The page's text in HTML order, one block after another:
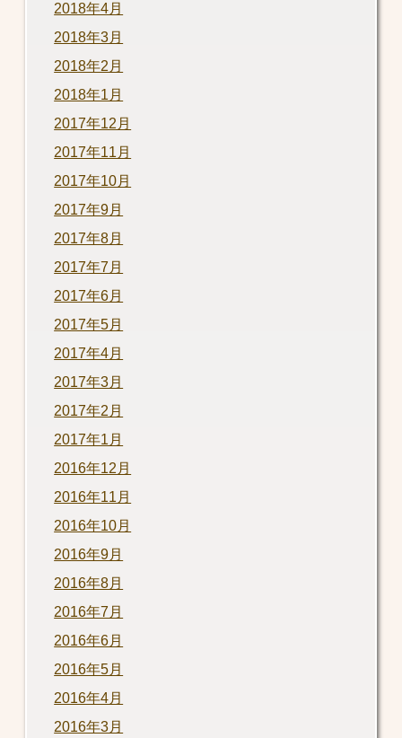
2018年4月
2018年3月
2018年2月
2018年1月
2017年12月
2017年11月
2017年10月
2017年9月
2017年8月
2017年7月
2017年6月
2017年5月
2017年4月
2017年3月
2017年2月
2017年1月
2016年12月
2016年11月
2016年10月
2016年9月
2016年8月
2016年7月
2016年6月
2016年5月
2016年4月
2016年3月